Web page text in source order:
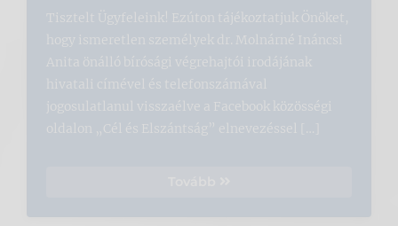
Tisztelt Ügyfeleink! Ezúton tájékoztatjuk Önöket,
hogy ismeretlen személyek dr. Molnárné Ináncsi
Anita önálló bírósági végrehajtói irodájának
hivatali címével és telefonszámával
jogosulatlanul visszaélve a Facebook közösségi
oldalon „Cél és Elszántság” elnevezéssel […]